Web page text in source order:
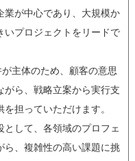
業が中心であり、大規模か
いプロジェクトをリードで
主体のため、顧客の意思
がら、戦略立案から実行支
担っていただけます。
として、各領域のプロフェ
ら、複雑性の高い課題に挑